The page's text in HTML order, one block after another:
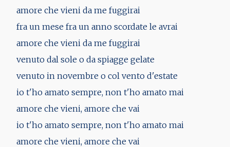
amore che vieni da me fuggirai
fra un mese fra un anno scordate le avrai
amore che vieni da me fuggirai
venuto dal sole o da spiagge gelate
venuto in novembre o col vento d'estate
io t'ho amato sempre, non t'ho amato mai
amore che vieni, amore che vai
io t'ho amato sempre, non t'ho amato mai
amore che vieni, amore che vai